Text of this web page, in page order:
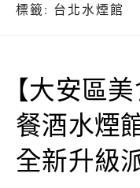
標籤: 台北水煙館
【大安區
餐酒水煙
全新升級